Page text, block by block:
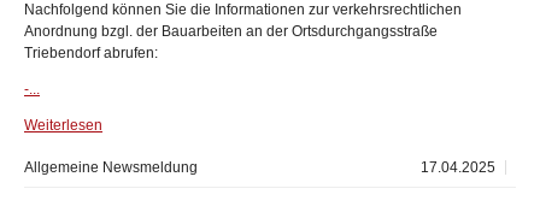
Nachfolgend können Sie die Informationen zur verkehrsrechtlichen
Anordnung bzgl. der Bauarbeiten an der Ortsdurchgangsstraße
Triebendorf abrufen:
-...
Weiterlesen
17.04.2025
Allgemeine Newsmeldung